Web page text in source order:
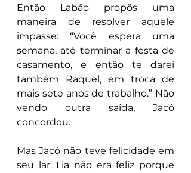
Então Labão propôs uma
maneira de resolver aquele
impasse: “Você espera uma
semana, até terminar a festa de
casamento, e então te darei
também Raquel, em troca de
mais sete anos de trabalho.” Não
vendo outra saída, Jacó
concordou.
Mas Jacó não teve felicidade em
seu lar. Lia não era feliz porque